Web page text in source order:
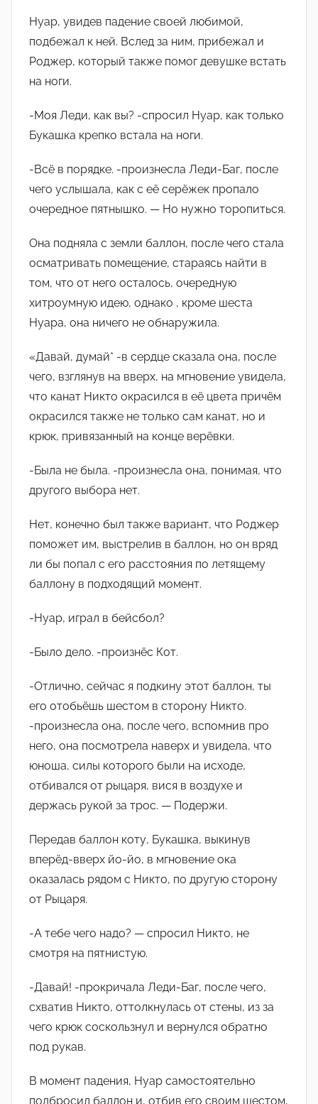
Нуар, увидев падение своей любимой,
подбежал к ней. Вслед за ним, прибежал и
Роджер, который также помог девушке встать
на ноги.
-Моя Леди, как вы? -спросил Нуар, как только
Букашка крепко встала на ноги.
-Всë в порядке. -произнесла Леди-Баг, после
чего услышала, как с еë серëжек пропало
очередное пятнышко. — Но нужно торопиться.
Она подняла с земли баллон, после чего стала
осматривать помещение, стараясь найти в
том, что от него осталось, очередную
хитроумную идею, однако , кроме шеста
Нуара, она ничего не обнаружила.
«Давай, думай* -в сердце сказала она, после
чего, взглянув на вверх, на мгновение увидела,
что канат Никто окрасился в еë цвета причëм
окрасился также не только сам канат, но и
крюк, привязанный на конце верëвки.
-Была не была. -произнесла она, понимая, что
другого выбора нет.
Нет, конечно был также вариант, что Роджер
поможет им, выстрелив в баллон, но он вряд
ли бы попал с его расстояния по летящему
баллону в подходящий момент.
-Нуар, играл в бейсбол?
-Было дело. -произнëс Кот.
-Отлично, сейчас я подкину этот баллон, ты
его отобьëшь шестом в сторону Никто.
-произнесла она, после чего, вспомнив про
него, она посмотрела наверх и увидела, что
юноша, силы которого были на исходе,
отбивался от рыцаря, вися в воздухе и
держась рукой за трос. — Подержи.
Передав баллон коту, Букашка, выкинув
вперëд-вверх йо-йо, в мгновение ока
оказалась рядом с Никто, по другую сторону
от Рыцаря.
-А тебе чего надо? — спросил Никто, не
смотря на пятнистую.
-Давай! -прокричала Леди-Баг, после чего,
схватив Никто, оттолкнулась от стены, из за
чего крюк соскользнул и вернулся обратно
под рукав.
В момент падения, Нуар самостоятельно
подбросил баллон и, отбив его своим шестом,